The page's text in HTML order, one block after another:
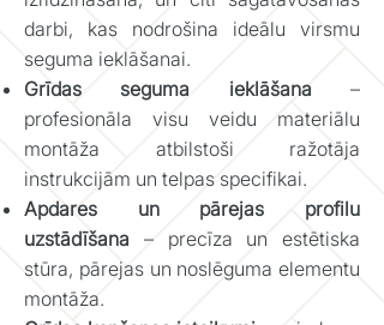
darbi, kas nodrošina ideālu virsmu
seguma ieklāšanai.
Grīdas seguma ieklāšana –
profesionāla visu veidu materiālu
montāža atbilstoši ražotāja
instrukcijām un telpas specifikai.
Apdares un pārejas profilu
uzstādīšana – precīza un estētiska
stūra, pārejas un noslēguma elementu
montāža.